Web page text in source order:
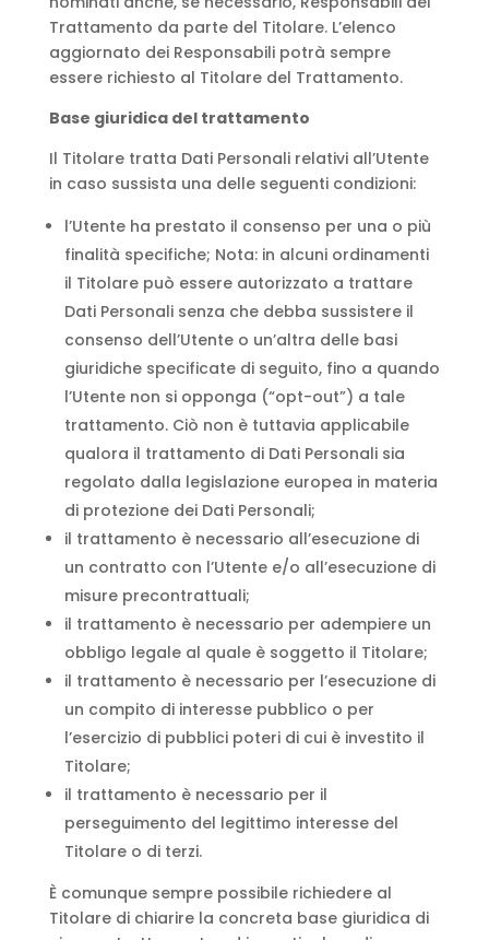
Trattamento da parte del Titolare. L’elenco
aggiornato dei Responsabili potrà sempre
essere richiesto al Titolare del Trattamento.
Base giuridica del trattamento
Il Titolare tratta Dati Personali relativi all’Utente
in caso sussista una delle seguenti condizioni:
l’Utente ha prestato il consenso per una o più
finalità specifiche; Nota: in alcuni ordinamenti
il Titolare può essere autorizzato a trattare
Dati Personali senza che debba sussistere il
consenso dell’Utente o un’altra delle basi
giuridiche specificate di seguito, fino a quando
l’Utente non si opponga (“opt-out”) a tale
trattamento. Ciò non è tuttavia applicabile
qualora il trattamento di Dati Personali sia
regolato dalla legislazione europea in materia
di protezione dei Dati Personali;
il trattamento è necessario all’esecuzione di
un contratto con l’Utente e/o all’esecuzione di
misure precontrattuali;
il trattamento è necessario per adempiere un
obbligo legale al quale è soggetto il Titolare;
il trattamento è necessario per l’esecuzione di
un compito di interesse pubblico o per
l’esercizio di pubblici poteri di cui è investito il
Titolare;
il trattamento è necessario per il
perseguimento del legittimo interesse del
Titolare o di terzi.
È comunque sempre possibile richiedere al
Titolare di chiarire la concreta base giuridica di